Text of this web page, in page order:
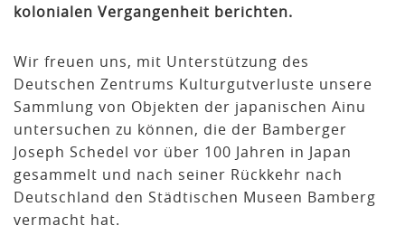
kolonialen Vergangenheit berichten.
Wir freuen uns, mit Unterstützung des
Deutschen Zentrums Kulturgutverluste unsere
Sammlung von Objekten der japanischen Ainu
untersuchen zu können, die der Bamberger
Joseph Schedel vor über 100 Jahren in Japan
gesammelt und nach seiner Rückkehr nach
Deutschland den Städtischen Museen Bamberg
vermacht hat.